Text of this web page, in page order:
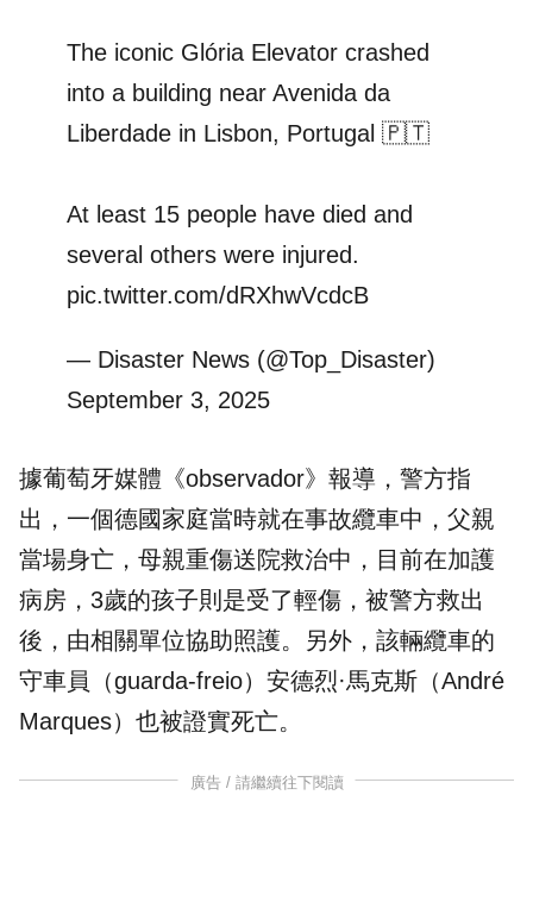
The iconic Glória Elevator crashed
into a building near Avenida da
Liberdade in Lisbon, Portugal 🇵🇹
At least 15 people have died and
several others were injured.
pic.twitter.com/dRXhwVcdcB
— Disaster News (@Top_Disaster)
September 3, 2025
據葡萄牙媒體《observador》報導，警方指
出，一個德國家庭當時就在事故纜車中，父親
當場身亡，母親重傷送院救治中，目前在加護
病房，3歲的孩子則是受了輕傷，被警方救出
後，由相關單位協助照護。另外，該輛纜車的
守車員（guarda-freio）安德烈·馬克斯（André
Marques）也被證實死亡。
廣告 / 請繼續往下閱讀